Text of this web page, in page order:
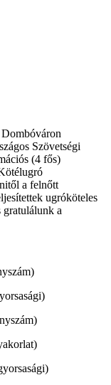
Szövetségi
(4 fős)
a felnőtt
ugróköteles
a